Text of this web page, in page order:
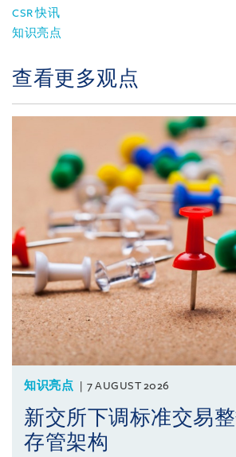
CSR 快讯
知识亮点
查看更多观点
知识亮点 7 AUGUST 2026
新交所下调标准交易
存管架构